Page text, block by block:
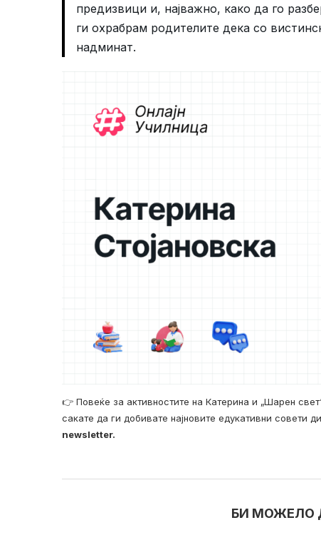
предизвици и, најважно, како да го
ги охрабрам родителите дека со
надминат.
👉 Повеќе за активностите на Катерина и „Шарен
сакате да ги добивате најновите едукативни совети
newsletter.
БИ МОЖЕЛО